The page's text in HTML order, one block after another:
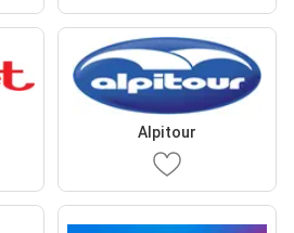
Alpitour